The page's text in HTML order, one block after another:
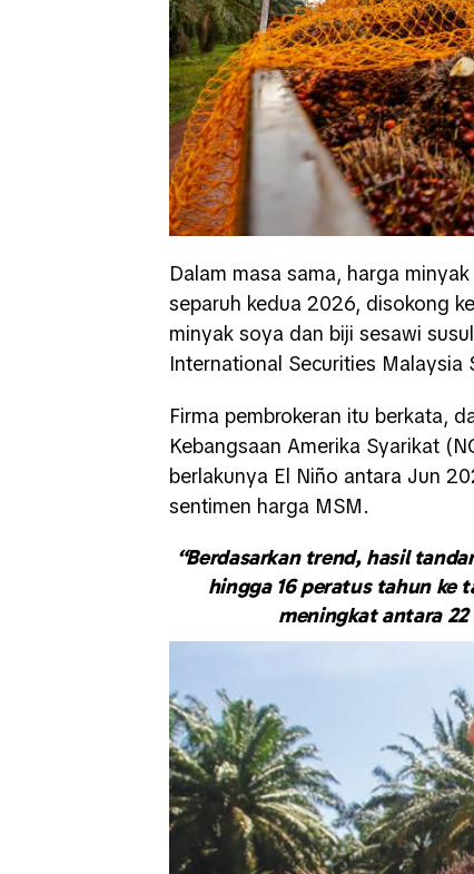
Dalam masa sama, harga
separuh kedua 2026, disokong
minyak soya dan biji sesawi
International Securities Malaysia
Firma pembrokeran itu berkata,
Kebangsaan Amerika Syarikat
berlakunya El Niño antara Jun
sentimen harga MSM.
“Berdasarkan trend, hasil
hingga 16 peratus tahun ke
meningkat antara